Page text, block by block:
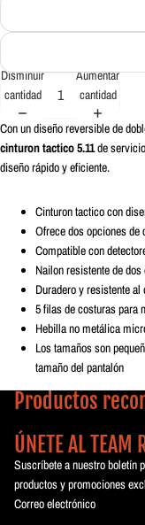
Disminuir
cantidad
Aumentar
cantidad
Con un diseño reversible de
cinturon tactico 5.11de
diseño rápido y eficiente.
Cinturon tactico con
Ofrece dos opciones de
Compatible con
Nailon resistente de dos
Duradero y resistente al
5 filas de costuras para
Hebilla no metálica
Los tamaños son
tamaño del pantalón
Productos
ÚNETE AL TEAM
Suscríbete a nuestro boletín
productos y promociones
Correo electrónico